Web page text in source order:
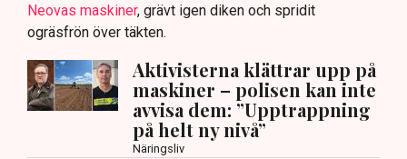
Neovas maskiner, grävt igen diken och spridit
ogräsfrön över täkten.
Aktivisterna klättrar upp på
maskiner – polisen kan inte
avvisa dem: ”Upptrappning
på helt ny nivå”
Näringsliv